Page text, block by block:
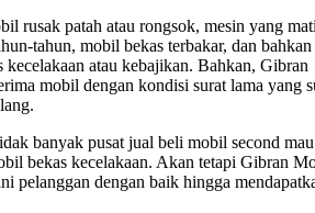
rusak patah atau rongsok, mesin yang
tahun, mobil bekas terbakar, dan bahkan
kecelakaan atau kebajikan. Bahkan, Gibran
mobil dengan kondisi surat lama yang
banyak pusat jual beli mobil second mau
bekas kecelakaan. Akan tetapi Gibran
pelanggan dengan baik hingga